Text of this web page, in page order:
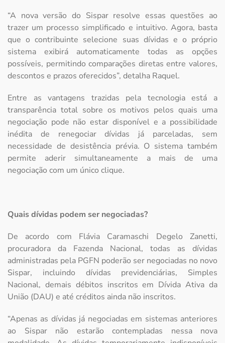
“A nova versão do Sispar resolve essas questões ao
trazer um processo simplificado e intuitivo. Agora, basta
que o contribuinte selecione suas dívidas e o próprio
sistema exibirá automaticamente todas as opções
possíveis, permitindo comparações diretas entre valores,
descontos e prazos oferecidos”, detalha Raquel.
Entre as vantagens trazidas pela tecnologia está a
transparência total sobre os motivos pelos quais uma
negociação pode não estar disponível e a possibilidade
inédita de renegociar dívidas já parceladas, sem
necessidade de desistência prévia. O sistema também
permite aderir simultaneamente a mais de uma
negociação com um único clique.
Quais dívidas podem ser negociadas?
De acordo com Flávia Caramaschi Degelo Zanetti,
procuradora da Fazenda Nacional, todas as dívidas
administradas pela PGFN poderão ser negociadas no novo
Sispar, incluindo dívidas previdenciárias, Simples
Nacional, demais débitos inscritos em Dívida Ativa da
União (DAU) e até créditos ainda não inscritos.
“Apenas as dívidas já negociadas em sistemas anteriores
ao Sispar não estarão contempladas nessa nova